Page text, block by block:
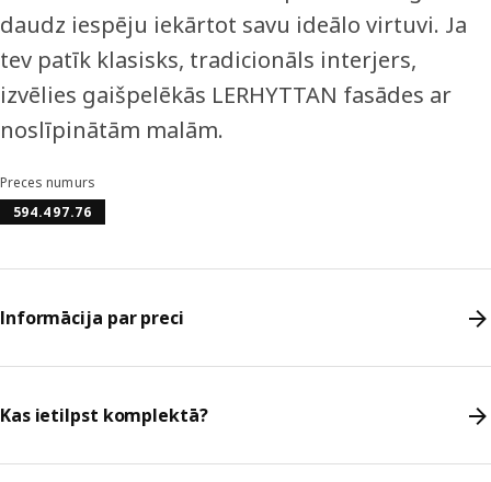
daudz iespēju iekārtot savu ideālo virtuvi. Ja
tev patīk klasisks, tradicionāls interjers,
izvēlies gaišpelēkās LERHYTTAN fasādes ar
noslīpinātām malām.
Preces numurs
594.497.76
Informācija par preci
Kas ietilpst komplektā?